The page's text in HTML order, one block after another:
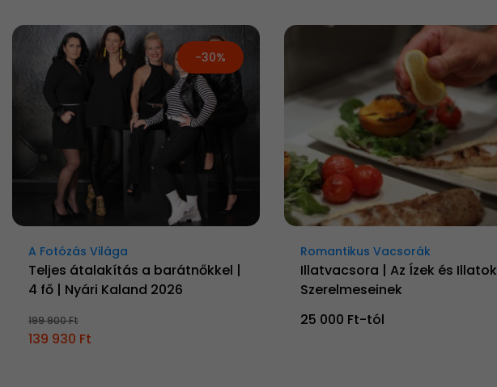
-30%
A Fotózás Világa
Teljes átalakítás a barátnőkkel |
4 fő | Nyári Kaland 2026
199 900 Ft
139 930 Ft
Romantikus Vacsorák
Illatvacsora | Az Ízek és Illatok
Szerelmeseinek
25 000 Ft-tól